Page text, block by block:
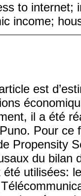
to internet;
income;
est
il a été
Pour ce
Propensity
du bilan
été utilisées: